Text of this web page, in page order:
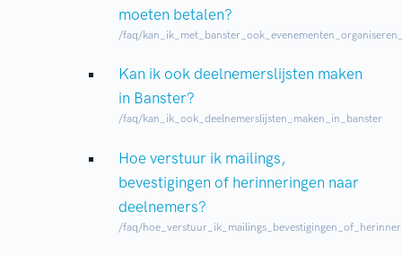
moeten betalen?
/faq/
Kan ik ook deelnemerslijsten maken
in Banster?
/faq/kan_ik_ook_deelnemerslijsten_maken_in_banster
Hoe verstuur ik mailings,
bevestigingen of herinneringen naar
deelnemers?
/faq/